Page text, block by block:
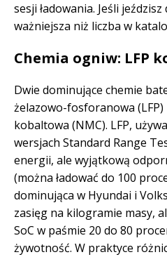
sesji ładowania. Jeśli
ważniejsza niż liczba w
Chemia ogniw: LFP
Dwie dominujące chemie
żelazowo-fosforanowa
kobaltowa (NMC). LFP,
wersjach Standard Range
energii, ale wyjątkową
(można ładować do 100
dominująca w Hyundai i
zasięg na kilogramie masy,
SoC w paśmie 20 do 80
żywotność. W praktyce